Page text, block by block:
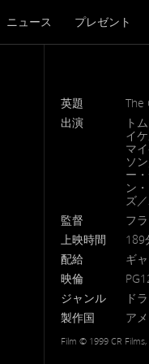
ニュース プレゼント
英題
The
出演
ト
イ
マ
ソ
ー
ン
ズ
監督
フ
上映時間
189
配給
ギ
映倫
ジャンル
ド
製作国
ア
Film © 1999 CR